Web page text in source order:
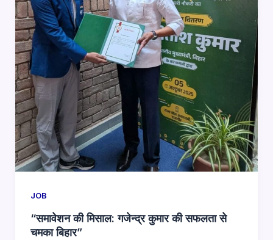
JOB
“समावेशन की मिसाल: गजेन्द्र कुमार की सफलता से
चमका बिहार”